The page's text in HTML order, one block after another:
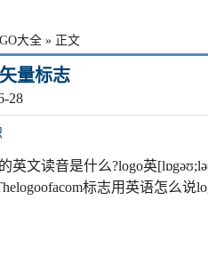
大全 » 正文
量标志
28
英文读音是什么?logo英
标志用英语怎么说